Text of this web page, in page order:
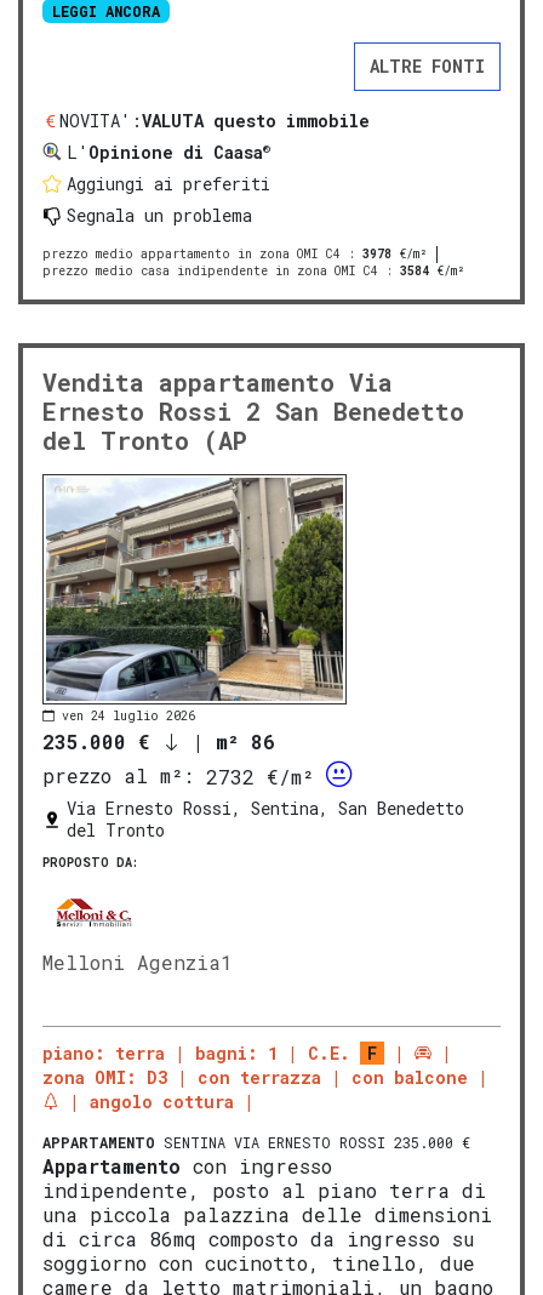
LEGGI ANCORA
ALTRE FONTI
NOVITA':VALUTA questo immobile
L' Opinione di Caasa®
Aggiungi ai preferiti
Segnala un problema
prezzo medio appartamento in zona OMI C4 : 3978 €/m²
prezzo medio casa indipendente in zona OMI C4 : 3584 €/m²
Vendita appartamento Via
Ernesto Rossi 2 San Benedetto
del Tronto (AP
ven 24 luglio 2026
235.000 € | m² 86
prezzo al m²:
2732 €/m²
Via Ernesto Rossi, Sentina, San Benedetto
del Tronto
PROPOSTO DA:
Melloni Agenzia1
piano: terra bagni: 1 C.E.
F
zona OMI: D3
con terrazza
con balcone
angolo cottura
APPARTAMENTO SENTINA VIA ERNESTO ROSSI 235.000 €
Appartamento con ingresso
indipendente, posto al piano terra di
una piccola palazzina delle dimensioni
di circa 86mq composto da ingresso su
soggiorno con cucinotto, tinello, due
camere da letto matrimoniali, un bagno